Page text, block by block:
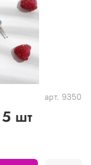
арт. 9350
шт